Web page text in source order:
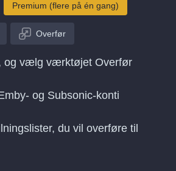
Premium (flere på én gang)
Overfør
og vælg værktøjet Overfør
og Subsonic-konti
du vil overføre til